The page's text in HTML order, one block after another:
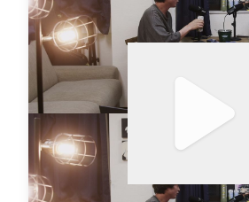
時に抱えて死にかけた壮絶なセキ
フェスの裏側を赤裸々に語り尽く
では「オフィシャルカメラマン
の残酷な待遇の差」や、怒涛の
ェスシーズン」全体の肌感、そし
催する街ぐるみフェス「JAM
切り込みます。🎙️今回の見出し
ジネスホテルからお届け00:01:33
VALとは？音楽とクラフトビール